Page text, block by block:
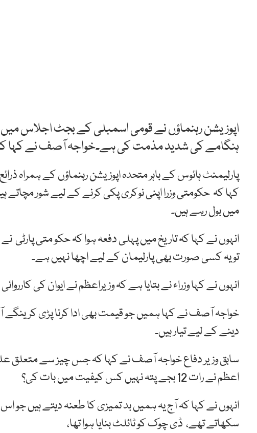
اپوزیشن رہنماؤں نے قومی اسمبلی کے بجٹ اجلاس
ہنگامے کی شدید مذمت کی ہے۔خواجہ آصف نے کہا
پارلیمنٹ ہائوس کے باہر متحدہ اپوزیشن رہنماؤں کے ہمراہ
کہا کہ حکومتی وزرا اپنی نوکری پکی کرنے کے لیے شور مچاتے
میں بول رہے ہیں۔
انہوں نے کہا کہ تاریخ میں پہلی دفعہ ہوا کہ حکو متی پارٹی
تو یہ کسی صورت بھی پارلیمان کے لیے اچھا نہیں ہے۔
انہوں نے کہا وزراء نے بتایا ہے کہ وزیراعظم نے ایوان کی
خواجہ آصف نے کہا ہمیں جو قیمت بھی ادا کرنا پڑی کرینگے
دینے کے لیے تیار ہیں۔
سابق وزیر دفاع خواجہ آصف نے کہا کہ جس چیز سے متعلق
اعظم نے رات 12 بجے پتہ نہیں کس کیفیت میں بات کی؟
انہوں نے کہا کہ آج یہ ہمیں بد تمیزی کا طعنہ دیتے ہیں جو
سکھاتے تھے، ڈی چوک کو ٹائلٹ بنایا ہوا تھا،